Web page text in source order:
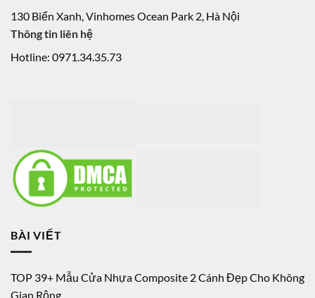
130 Biển Xanh, Vinhomes Ocean Park 2, Hà Nội
Thông tin liên hệ
Hotline: 0971.34.35.73
BÀI VIẾT
TOP 39+ Mẫu Cửa Nhựa Composite 2 Cánh Đẹp Cho Không
Gian Rộng